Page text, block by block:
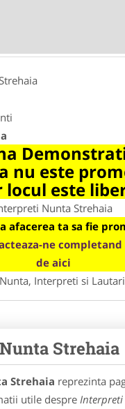
nu este
locul este
Nunta Strehaia
afacerea ta sa fie
ne
de aici
Interpreti si Lautari
Strehaia
Strehaia reprezinta
utile despre